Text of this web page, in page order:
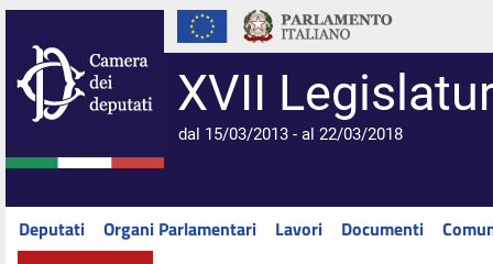
XVII
dal 15/03/2013 - al 22/03/2018
Deputati Organi Parlamentari Lavori Documenti